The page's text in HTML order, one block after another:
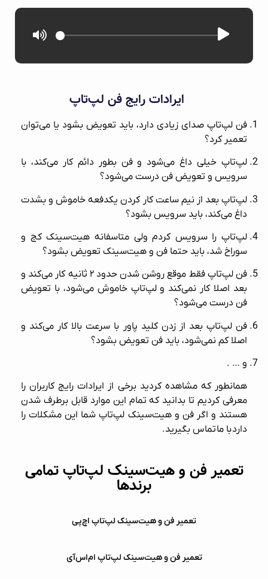
ایرادات رایج فن لپ‌تاپ
فن لپ‌تاپ صدای زیادی دارد، باید تعویض بشود یا می‌توان
تعمیر کرد؟
لپ‌تاپ خیلی داغ می‌شود و فن بطور دائم کار می‌کند، با
سرویس و تعویض فن درست می‌شود؟
لپ‌تاپ بعد از نیم ساعت کار کردن یکدفعه خاموش و بشدت
داغ می‌‌کند، باید سرویس بشود؟
لپ‌تاپ را سرویس کردم ولی متاسفانه هیت‌سینک کج و
سوراخ شد، باید حتما فن و هیت‌سینک تعویض بشود؟
فن لپ‌تاپ فقط موقع روشن شدن حدود ۲ ثانیه کار می‌کند و
بعد اصلا کار نمی‌کند و لپ‌تاپ خاموش می‌شود، با تعویض
فن درست می‌شود؟
فن لپ‌تاپ بعد از زدن کلید پاور با سرعت بالا کار می‌کند و
اصلا کم نمی‌شود، باید فن تعویض بشود؟
و … .
همانطور که مشاهده کردید برخی از ایرادات رایج کاربران را
معرفی کردیم تا بدانید که تمام این موارد قابل برطرف شدن
هستند و اگر فن و هیت‌سینک لپ‌تاپ شما این مشکلات را
داردبا ماتماس بگیرید.
تعمیر فن و هیت‌سینک لپ‌تاپ تمامی
برندها
تعمیر فن و هیت‌سینک لپ‌تاپ اچ‌پی
تعمیر فن و هیت‌سینک لپ‌تاپ ام‌اس‌آی